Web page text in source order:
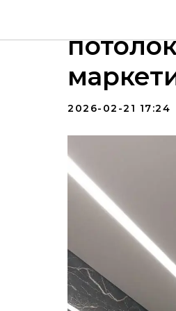
2026-02-21 17:24